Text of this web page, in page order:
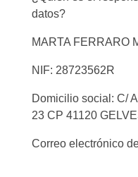
datos?
MARTA FERRARO
NIF: 28723562R
Domicilio social: C/
23 CP 41120
Correo electrónico